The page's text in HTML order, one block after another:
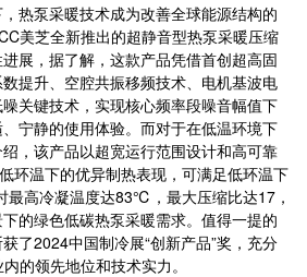
泵采暖技术成为改善全球能源结构的
美芝全新推出的超静音型热泵采暖压缩
展，据了解，这款产品凭借首创超高固
提升、空腔共振移频技术、电机基波电
关键技术，实现核心频率段噪音幅值下
宁静的使用体验。而对于在低温环境下
，该产品以超宽运行范围设计和高可靠
温下的优异制热表现，可满足低环温下
高冷凝温度达83℃，最大压缩比达17，
的绿色低碳热泵采暖需求。值得一提的
了2024中国制冷展“创新产品”奖，充分
的领先地位和技术实力。